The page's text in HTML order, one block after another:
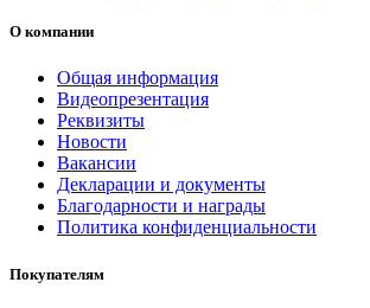
О компании
Общая информация
Видеопрезентация
Реквизиты
Новости
Вакансии
Декларации и документы
Благодарности и награды
Политика конфиденциальности
Покупателям